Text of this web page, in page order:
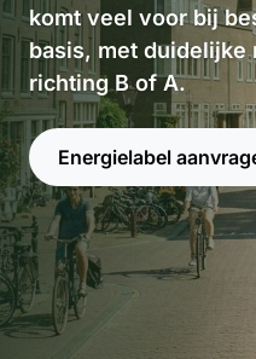
komt veel voor bij
basis, met duidelijke
richting B of A.
Energielabel